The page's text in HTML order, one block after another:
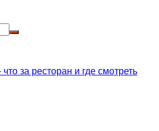
за ресторан и где смотреть